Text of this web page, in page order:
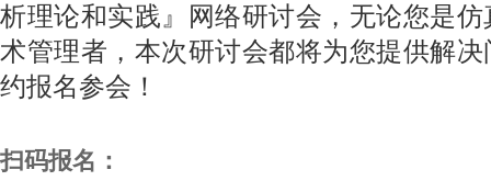
析理论和实践』网络研讨会，无论您是
术管理者，本次研讨会都将为您提供解
约报名参会！
扫码报名：